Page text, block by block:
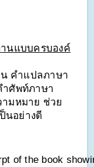
นแบบครบองค์
คำแปลภาษา
ำศัพท์ภาษา
มหมาย ช่วย
นอย่างดี